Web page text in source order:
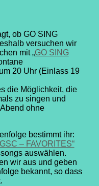
ob GO SING
versuchen wir
mit „GO SING
20 Uhr (Einlass 19
die Möglichkeit, die
zu singen und
ohne
bestimmt ihr:
– FAVORITES“
auswählen.
wir aus und geben
bekannt, so dass